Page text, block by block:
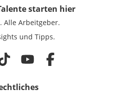
starten hier
Alle Arbeitgeber.
und Tipps.